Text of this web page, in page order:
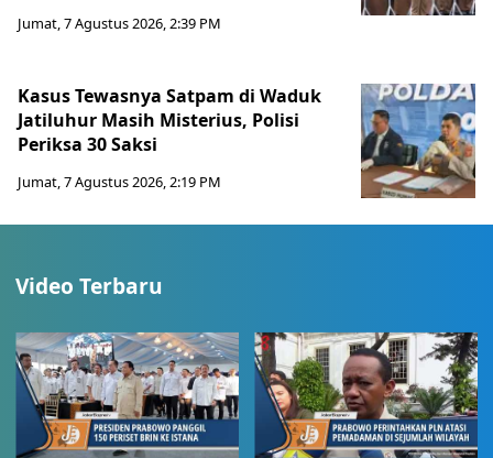
Jumat, 7 Agustus 2026, 2:39 PM
Kasus Tewasnya Satpam di Waduk
Jatiluhur Masih Misterius, Polisi
Periksa 30 Saksi
Jumat, 7 Agustus 2026, 2:19 PM
Video Terbaru